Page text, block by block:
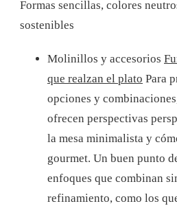
Formas sencillas, colores
sostenibles
Molinillos y accesorios
que realzan el plato Para
opciones y
ofrecen perspectivas
la mesa minimalista y
gourmet. Un buen punto
enfoques que combinan
refinamiento, como los